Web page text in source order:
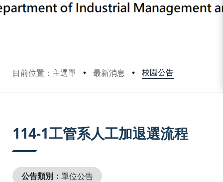
目前位置：主選單 最新消息 校園公告
114-1工管系人工加退選流程
公告類別： 單位公告